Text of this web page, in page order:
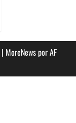
| MoreNewspor AF